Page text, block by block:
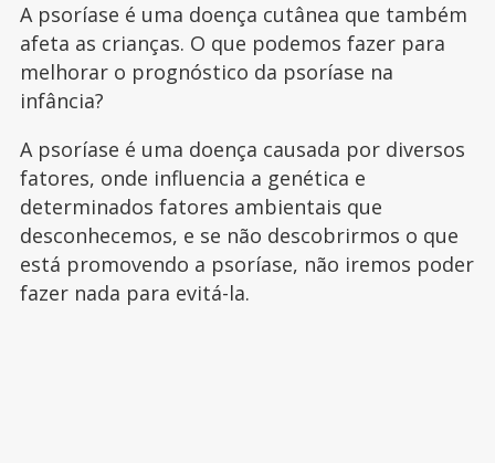
A psoríase é uma doença cutânea que também
afeta as crianças. O que podemos fazer para
melhorar o prognóstico da psoríase na
infância?
A psoríase é uma doença causada por diversos
fatores, onde influencia a genética e
determinados fatores ambientais que
desconhecemos, e se não descobrirmos o que
está promovendo a psoríase, não iremos poder
fazer nada para evitá-la.